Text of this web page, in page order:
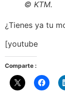
© KTM.
¿Tienes ya tu
[youtube
Comparte :